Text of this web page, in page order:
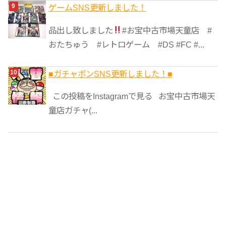
ゲームSNS更新しました！
品出し致しました
#お宝中古市場天童店 #
おたちゅう #レトロゲーム #DS #FC #...
■ガチャポンSNS更新しました！■
この投稿をInstagramで見る お宝中古市場天
童店ガチャ(...